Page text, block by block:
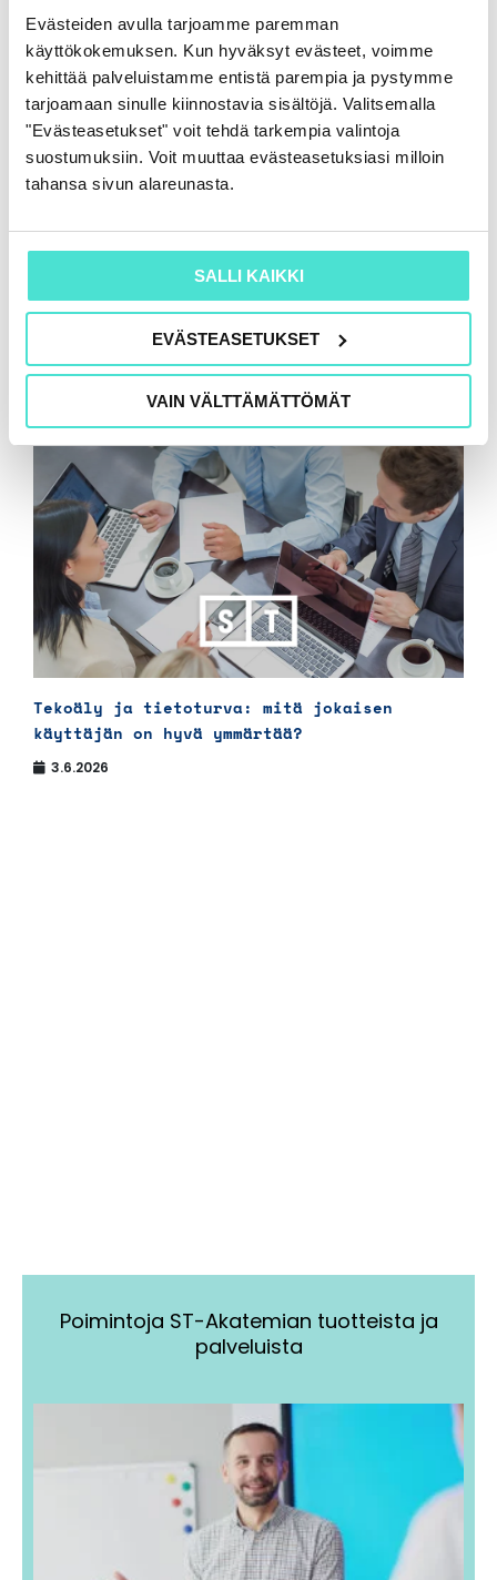
Evästeiden avulla tarjoamme paremman
käyttökokemuksen. Kun hyväksyt evästeet, voimme
kehittää palveluistamme entistä parempia ja pystymme
tarjoamaan sinulle kiinnostavia sisältöjä. Valitsemalla
"Evästeasetukset" voit tehdä tarkempia valintoja
suostumuksiin. Voit muuttaa evästeasetuksiasi milloin
tahansa sivun alareunasta.
SALLI KAIKKI
EVÄSTEASETUKSET
VAIN VÄLTTÄMÄTTÖMÄT
Tekoäly ja tietoturva: mitä jokaisen
käyttäjän on hyvä ymmärtää?
3.6.2026
Poimintoja ST-Akatemian tuotteista ja
palveluista
useampi
muunnelma.
useampi
muunnelma.